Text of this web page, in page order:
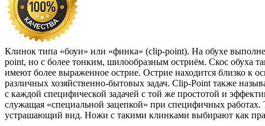
Клинок типа «боуи» или «финка» (clip-point). На обухе
point, но с более тонким, шилообразным остриём. Скос обуха
имеют более выраженное острие. Острие находится близко к
различных хозяйственно-бытовых задач. Clip-Point также
с каждой специфической задачей с той же простотой и
служащая «специальной зацепкой» при специфичных
устрашающий вид. Ножи с такими клинками выбирают как